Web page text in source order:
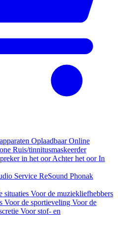
OplaadbaarOnline
Ruis/tinnitusmaskeerder
in het oorAchter het oorIn
Service ReSound Phonak
situaties Voor de muziekliefhebbers
Voor de sportieveling Voor de
Voor stof- en